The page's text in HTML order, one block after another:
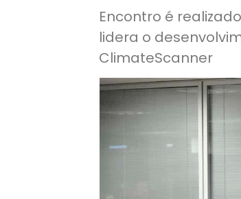
Encontro é
lidera o
ClimateScanner